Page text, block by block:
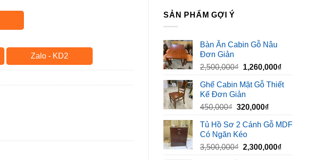
SẢN PHẨM GỢI Ý
Bàn Ăn Cabin Gỗ Nâu
Đơn Giản
2,500,000₫ Giá
là:
2,500,000₫.
1,260,000₫Giá
tại
Ghế Cabin Mặt Gỗ Thiết
Kế Đơn Giản
450,000₫ Giá
là:
450,000₫.
320,000₫Giá
tại
320,000₫.
Tủ Hồ Sơ 2 Cánh Gỗ MDF
Có Ngăn Kéo
3,500,000₫ Giá
2,300,000₫Giá
Zalo - KD2